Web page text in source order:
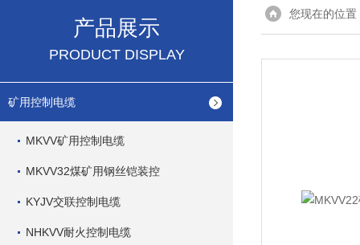
产品展示
PRODUCT DISPLAY
矿用控制电缆
MKVV矿用控制电缆
MKVV32煤矿用钢丝铠装控
KYJV交联控制电缆
NHKVV耐火控制电缆
您现在的位置